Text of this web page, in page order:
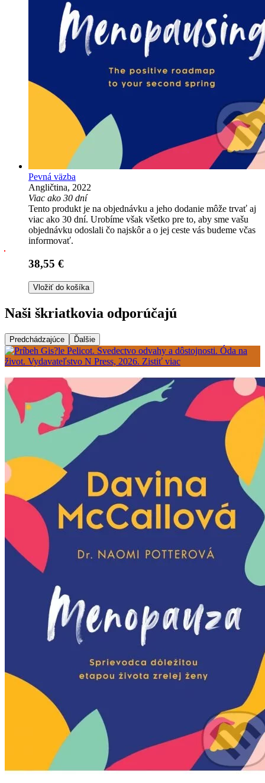
Pevná väzba
Angličtina, 2022
Viac ako 30 dní
Tento produkt je na objednávku a jeho dodanie môže trvať aj
viac ako 30 dní. Urobíme však všetko pre to, aby sme vašu
objednávku odoslali čo najskôr a o jej ceste vás budeme včas
informovať.
38,55 €
Vložiť do košíka
Naši škriatkovia odporúčajú
Predchádzajúce Ďalšie